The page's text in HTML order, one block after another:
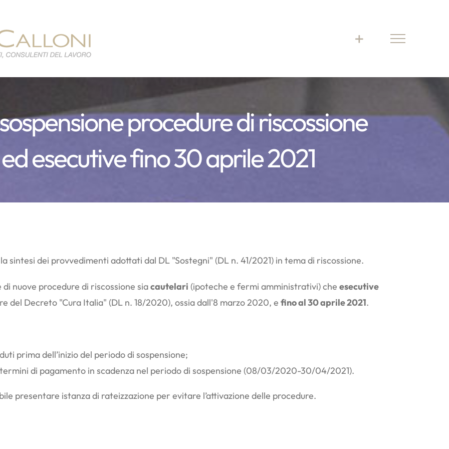
procedure di riscossione
esecutive fino 30 aprile 2021
sintesi dei provvedimenti adottati dal DL "Sostegni" (DL n. 41/2021) in tema di riscossione.
nuove procedure di riscossione siacautelari (ipoteche e fermi amministrativi) che esecutive
del Decreto "Cura Italia" (DL n. 18/2020), ossia dall'8 marzo 2020, e fino al 30 aprile 2021.
prima dell’inizio del periodo di sospensione;
di pagamento in scadenza nel periodo di sospensione (08/03/2020-30/04/2021).
presentare istanza di rateizzazione per evitare l’attivazione delle procedure.